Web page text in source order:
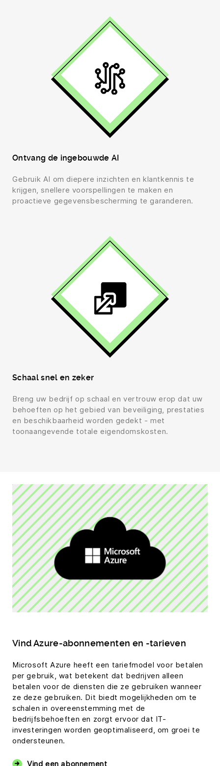
Ontvang de ingebouwde AI
Gebruik AI om diepere inzichten en klantkennis te
krijgen, snellere voorspellingen te maken en
proactieve gegevensbescherming te garanderen.
Schaal snel en zeker
Breng uw bedrijf op schaal en vertrouw erop dat uw
behoeften op het gebied van beveiliging, prestaties
en beschikbaarheid worden gedekt - met
toonaangevende totale eigendomskosten.
Vind Azure-abonnementen en -tarieven
Microsoft Azure heeft een tariefmodel voor betalen
per gebruik, wat betekent dat bedrijven alleen
betalen voor de diensten die ze gebruiken wanneer
ze deze gebruiken. Dit biedt mogelijkheden om te
schalen in overeenstemming met de
bedrijfsbehoeften en zorgt ervoor dat IT-
investeringen worden geoptimaliseerd, om groei te
ondersteunen.
Vind een abonnement